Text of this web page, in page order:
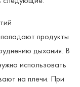
продукты
дыхания. В
использовать
на плечи. При